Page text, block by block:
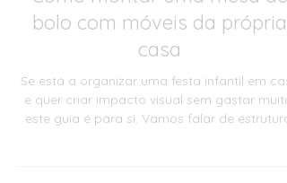
1 de mar.
Festas
Como montar uma mesa de
bolo com móveis da própria